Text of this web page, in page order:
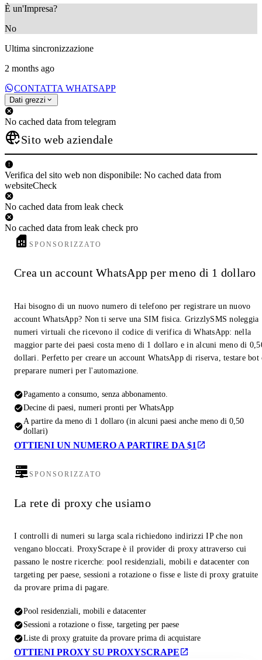
È un'Impresa?
No
Ultima sincronizzazione
2 months ago
CONTATTA WHATSAPP
Dati grezzi
No cached data from telegram
Sito web aziendale
Verifica del sito web non disponibile: No cached data from
websiteCheck
No cached data from leak check
No cached data from leak check pro
SPONSORIZZATO
Crea un account WhatsApp per meno di 1 dollaro
Hai bisogno di un nuovo numero di telefono per registrare un nuovo
account WhatsApp? Non ti serve una SIM fisica. GrizzlySMS noleggia
numeri virtuali che ricevono il codice di verifica di WhatsApp: nella
maggior parte dei paesi costa meno di 1 dollaro e in alcuni meno di
dollari. Perfetto per creare un account WhatsApp di riserva, testare bot
preparare numeri per l'automazione.
Pagamento a consumo, senza abbonamento.
Decine di paesi, numeri pronti per WhatsApp
A partire da meno di 1 dollaro (in alcuni paesi anche meno di 0,50
dollari)
OTTIENI UN NUMERO A PARTIRE DA $1
SPONSORIZZATO
La rete di proxy che usiamo
I controlli di numeri su larga scala richiedono indirizzi IP che non
vengano bloccati. ProxyScrape è il provider di proxy attraverso cui
passano le nostre ricerche: pool residenziali, mobili e datacenter con
targeting per paese, sessioni a rotazione o fisse e liste di proxy gratuite
da provare prima di pagare.
Pool residenziali, mobili e datacenter
Sessioni a rotazione o fisse, targeting per paese
Liste di proxy gratuite da provare prima di acquistare
OTTIENI PROXY SU PROXYSCRAPE